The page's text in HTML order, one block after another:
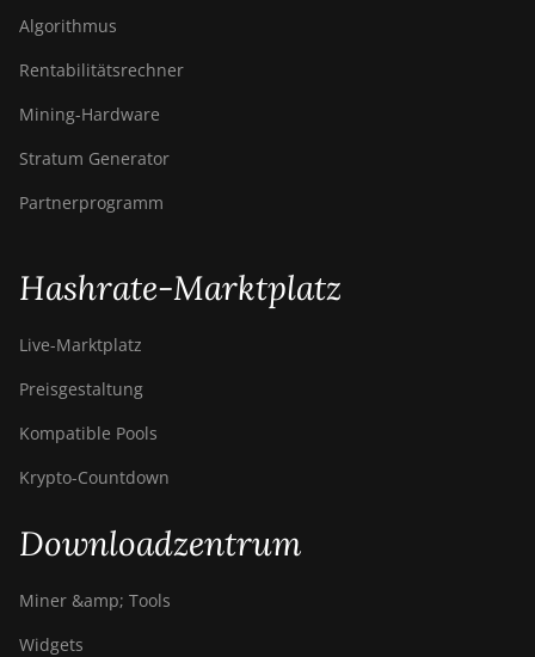
S21+ (216Th)
BITMAIN AntMiner
S21+ Hyd (319Th)
BITMAIN AntMiner
S21e XP Hyd (430Th)
BITMAIN AntMiner
S21j XP Hyd
(495Th/s)
BITMAIN AntMiner
S9
BITMAIN AntMiner
BITMAIN AntMiner
BITMAIN AntMiner
Algorithmus
Rentabilitätsrechner
Mining-Hardware
Stratum Generator
Partnerprogramm
Hashrate-Marktplatz
Live-Marktplatz
Preisgestaltung
Kompatible Pools
Krypto-Countdown
Downloadzentrum
Miner &amp; Tools
Widgets